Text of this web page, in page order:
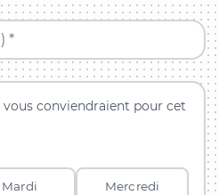
*
vous conviendraient pour cet
Mardi Mercredi